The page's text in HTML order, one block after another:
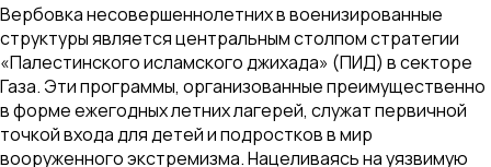
Вербовка несовершеннолетних в военизированные
структуры является центральным столпом стратегии
«Палестинского исламского джихада» (ПИД) в секторе
Газа. Эти программы, организованные преимущественно
в форме ежегодных летних лагерей, служат первичной
точкой входа для детей и подростков в мир
вооруженного экстремизма. Нацеливаясь на уязвимую